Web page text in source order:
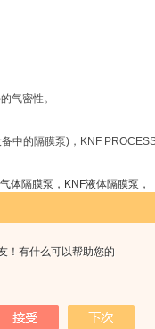
！有什么可以帮助您的
气密性。
中的隔膜泵)，KNF
隔膜泵，KNF液体隔膜泵，
真空泵，KNF压缩机，
，NMP 09 L,B，NMP 09 S B，
，N860FTE FEM1.02
隔膜泵，KNF实验室便携式